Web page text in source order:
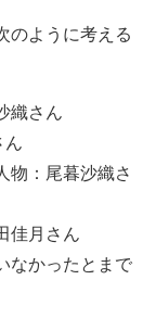
のように考える
織さん
ん
物：尾暮沙織さ
佳月さん
なかったとまで